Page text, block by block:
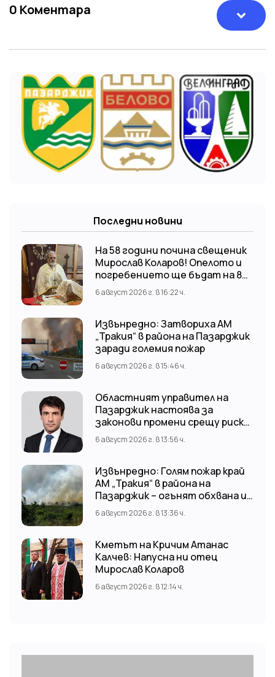
0 Коментара
Последни новини
На 58 години почина свещеник
Мирослав Коларов! Опелото и
погребението ще бъдат на 8
август (събота) от 11:00 часа в
храм “Св. Св. Козма и Дамян”, гр.
6 август 2026 г. в 16:22 ч.
Извънредно: Затвориха АМ
„Тракия“ в района на Пазарджик
заради големия пожар
6 август 2026 г. в 15:46 ч.
Областният управител на
Пазарджик настоява за
законови промени срещу риска
от наводнения
6 август 2026 г. в 13:56 ч.
Извънредно: Голям пожар край
АМ „Тракия“ в района на
Пазарджик – огънят обхвана и
лозови масиви
6 август 2026 г. в 13:36 ч.
Кметът на Кричим Атанас
Калчев: Напусна ни отец
Мирослав Коларов
6 август 2026 г. в 12:14 ч.